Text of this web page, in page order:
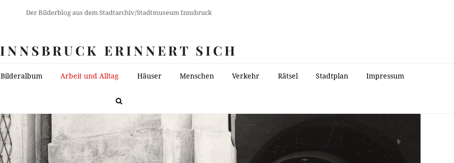
Der Bilderblog aus dem Stadtarchiv/Stadtmuseum Innsbruck
INNSBRUCK ERINNERT SICH
Bilderalbum Arbeit und Alltag Häuser Menschen Verkehr Rätsel Stadtplan Impressum